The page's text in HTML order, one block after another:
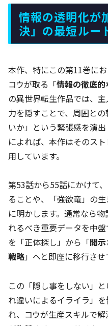
情報の透明化が
決」の最短ルー
本作、特にこの第11巻に
コウが取る「情報の徹底的
の異世界転生作品では、
力を隠すことで、周囲と
いか」という緊張感を演
によれば、本作はそのス
用しています。
第53話から55話にかけて
ることや、「強欲竜」の
に明かします。通常なら
れるべき重要データを中
を「正体探し」から「開
戦略」へと即座に移行させ
この「隠し事をしない」
れ違いによるイライラ」
れ、コウが生産スキルで